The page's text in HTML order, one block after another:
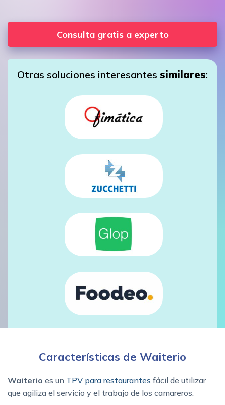
Consulta gratis a experto
Otras soluciones interesantes similares:
Características de Waiterio
Waiterio es un TPV para restaurantes fácil de utilizar
que agiliza el servicio y el trabajo de los camareros.